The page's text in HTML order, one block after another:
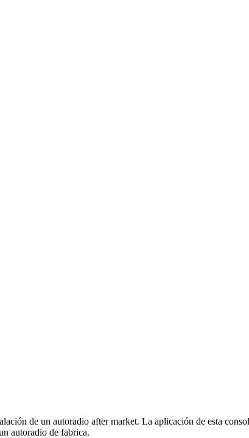
de un autoradio after market. La aplicación de esta
autoradio de fabrica.